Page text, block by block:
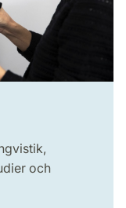
och